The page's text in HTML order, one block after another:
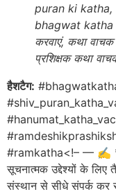
puran ki
bhagwat
करवाएं, कथा
प्रशिक्षक कथा
हैशटैग:
#ramkatha<!– — ✍️
सूचनात्मक उद्देश्यों के लिए
संस्थान से सीधे संपर्क कर